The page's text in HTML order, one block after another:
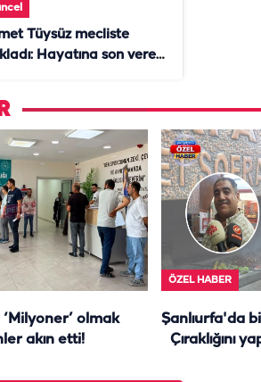
Tüysüz mecliste
Hayatına son veren
‘Milyoner’ olmak
akın etti!
ÖZEL HABER
Şanlıurfa'da
Çıraklığını